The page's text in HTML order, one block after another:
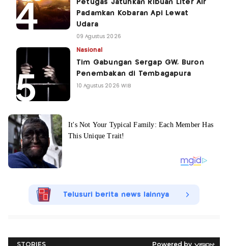
Petugas Jatuhkan Ribuan Liter Air
Padamkan Kobaran Api Lewat
Udara
09 Agustus 2026
Nasional
Tim Gabungan Sergap GW, Buron
Penembakan di Tembagapura
10 Agustus 2026 WIB
Telusuri berita news lainnya